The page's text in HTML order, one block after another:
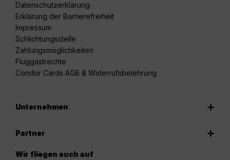
Datenschutzerklärung
Erklärung der Barrierefreiheit
Impressum
Schlichtungsstelle
Zahlungsmöglichkeiten
Fluggastrechte
Condor Cards AGB & Widerrufsbelehrung
Unternehmen
Partner
Wir fliegen auch auf